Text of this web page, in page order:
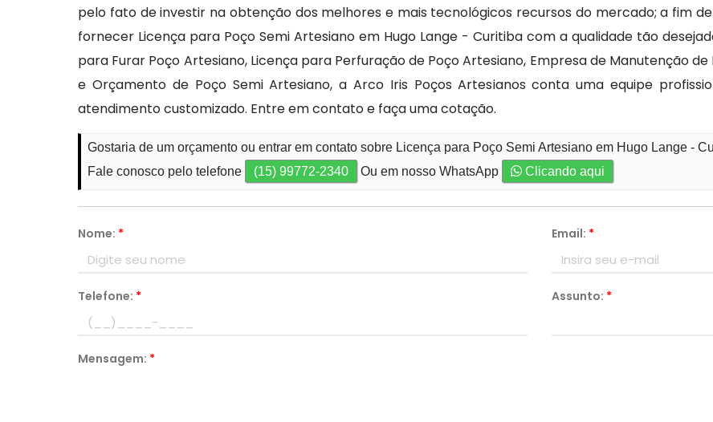
pelo fato de investir na obtenção dos melhores e mais tecnológicos recursos do mercado; a fim de
fornecer Licença para Poço Semi Artesiano em Hugo Lange - Curitiba com a qualidade tão
para Furar Poço Artesiano, Licença para Perfuração de Poço Artesiano, Empresa de Manutenção
e Orçamento de Poço Semi Artesiano, a Arco Iris Poços Artesianos conta uma equipe
atendimento customizado. Entre em contato e faça uma cotação.
Gostaria de um orçamento ou entrar em contato sobre Licença para Poço Semi Artesiano em Hugo Lange -
Fale conosco pelo telefone
(15) 99772-2340 Ou em nosso WhatsApp Clicando aqui
Nome: * Email: *
Telefone: * Assunto: *
Mensagem: *